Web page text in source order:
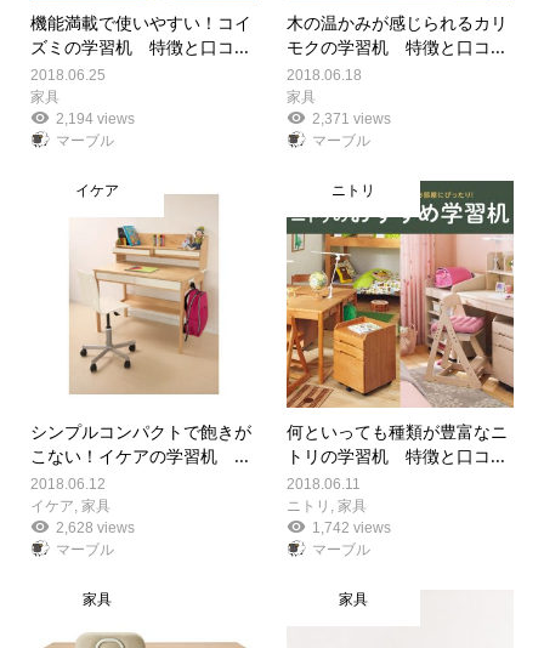
機能満載で使いやすい！コイ
ズミの学習机 特徴と口コ...
2018.06.25
家具
2,194 views
マーブル
木の温かみが感じられるカリ
モクの学習机 特徴と口コ...
2018.06.18
家具
2,371 views
マーブル
イケア
シンプルコンパクトで飽きが
こない！イケアの学習机 ...
2018.06.12
イケア, 家具
2,628 views
マーブル
ニトリ
何といっても種類が豊富なニ
トリの学習机 特徴と口コ...
2018.06.11
ニトリ ,家具
1,742 views
マーブル
家具 家具